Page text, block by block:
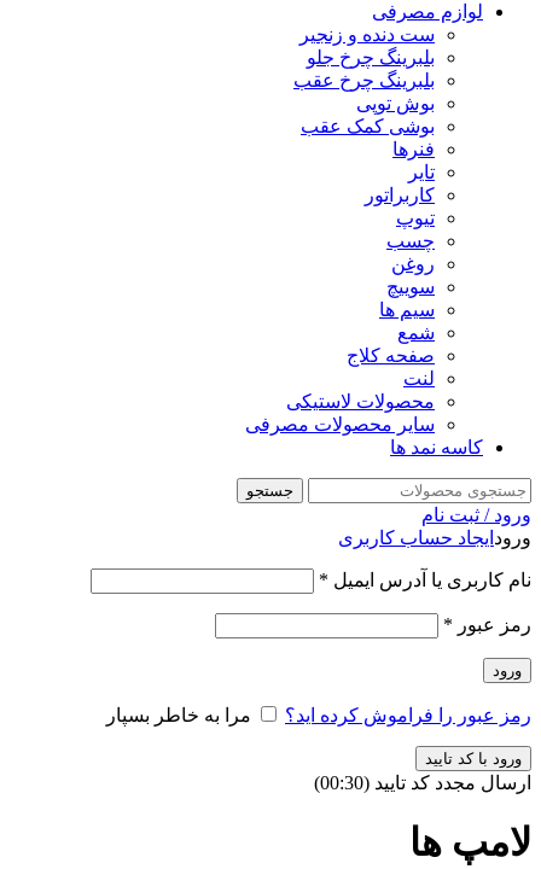
لوازم مصرفی
ست دنده و زنجیر
بلبرینگ چرخ جلو
بلبرینگ چرخ عقب
بوش توپی
بوشی کمک عقب
فنرها
تایر
کاربراتور
تیوپ
چسب
روغن
سوییچ
سیم ها
شمع
صفحه کلاج
لنت
محصولات لاستیکی
سایر محصولات مصرفی
کاسه نمد ها
جستجو
ورود / ثبت نام
ورود ایجاد حساب کاربری
نام کاربری یا آدرس ایمیل *
رمز عبور *
ورود
رمز عبور را فراموش کرده اید؟ مرا به خاطر بسپار
ورود با کد تایید
ارسال مجدد کد تایید (00:
30
)
لامپ ها